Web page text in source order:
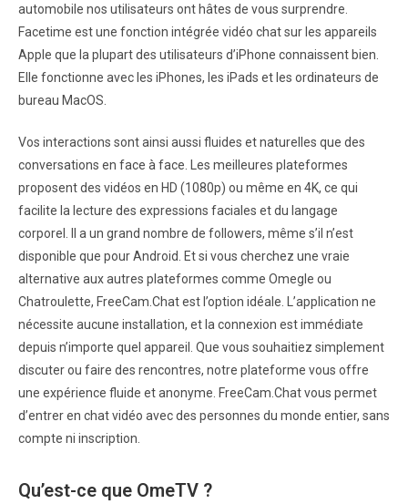
automobile nos utilisateurs ont hâtes de vous surprendre.
Facetime est une fonction intégrée vidéo chat sur les appareils
Apple que la plupart des utilisateurs d’iPhone connaissent bien.
Elle fonctionne avec les iPhones, les iPads et les ordinateurs de
bureau MacOS.
Vos interactions sont ainsi aussi fluides et naturelles que des
conversations en face à face. Les meilleures plateformes
proposent des vidéos en HD (1080p) ou même en 4K, ce qui
facilite la lecture des expressions faciales et du langage
corporel. Il a un grand nombre de followers, même s’il n’est
disponible que pour Android. Et si vous cherchez une vraie
alternative aux autres plateformes comme Omegle ou
Chatroulette, FreeCam.Chat est l’option idéale. L’application ne
nécessite aucune installation, et la connexion est immédiate
depuis n’importe quel appareil. Que vous souhaitiez simplement
discuter ou faire des rencontres, notre plateforme vous offre
une expérience fluide et anonyme. FreeCam.Chat vous permet
d’entrer en chat vidéo avec des personnes du monde entier, sans
compte ni inscription.
Qu’est-ce que OmeTV ?